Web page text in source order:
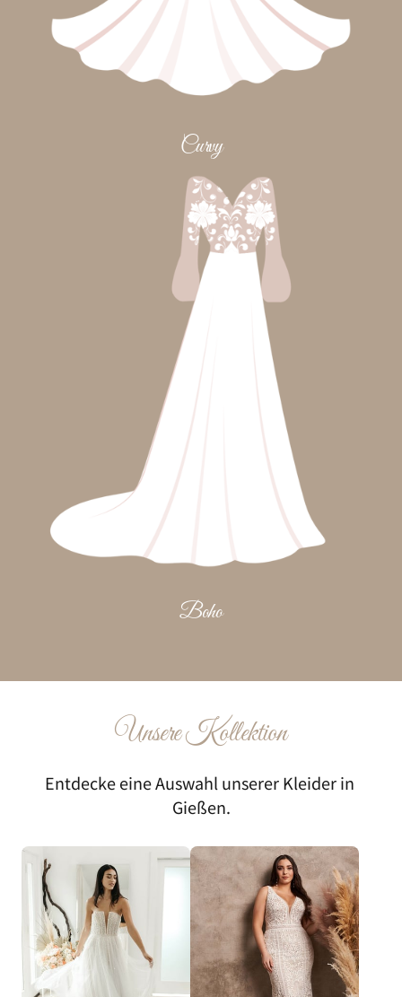
Curvy
Boho
Unsere Kollektion
Entdecke eine Auswahl unserer Kleider in
Gießen.